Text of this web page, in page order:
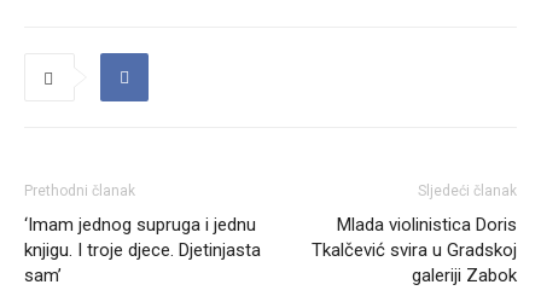
Prethodni članak
‘Imam jednog supruga i jednu
knjigu. I troje djece. Djetinjasta
sam’
Sljedeći članak
Mlada violinistica Doris
Tkalčević svira u Gradskoj
galeriji Zabok